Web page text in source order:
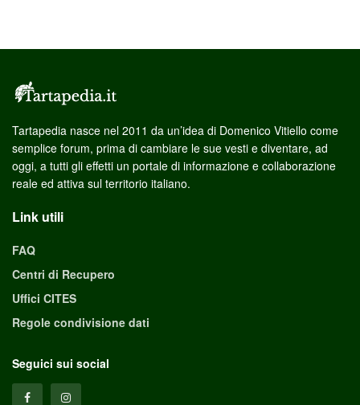
Tartapedia nasce nel 2011 da un’idea di Domenico Vitiello come
semplice forum, prima di cambiare le sue vesti e diventare, ad
oggi, a tutti gli effetti un portale di informazione e collaborazione
reale ed attiva sul territorio italiano.
Link utili
FAQ
Centri di Recupero
Uffici CITES
Regole condivisione dati
Seguici sui social